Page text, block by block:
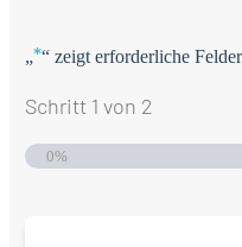
„*“ zeigt erforderliche
Schritt 1 von 2
0%